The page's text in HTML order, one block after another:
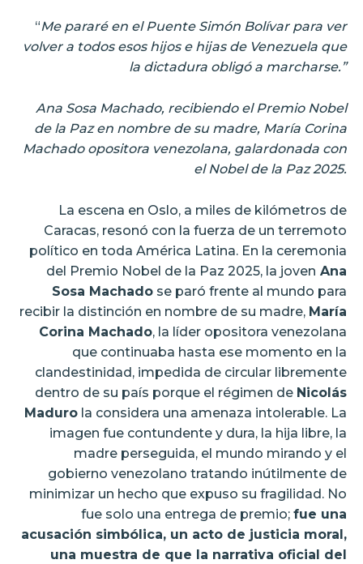
“Me pararé en el Puente Simón Bolívar para ver
volver a todos esos hijos e hijas de Venezuela que
la dictadura obligó a marcharse.”
Ana Sosa Machado, recibiendo el Premio Nobel
de la Paz en nombre de su madre, María Corina
Machado opositora venezolana, galardonada con
el Nobel de la Paz 2025.
La escena en Oslo, a miles de kilómetros de
Caracas, resonó con la fuerza de un terremoto
político en toda América Latina. En la ceremonia
del Premio Nobel de la Paz 2025, la joven Ana
Sosa Machado se paró frente al mundo para
recibir la distinción en nombre de su madre, María
Corina Machado, la líder opositora venezolana
que continuaba hasta ese momento en la
clandestinidad, impedida de circular libremente
dentro de su país porque el régimen de Nicolás
Maduro la considera una amenaza intolerable. La
imagen fue contundente y dura, la hija libre, la
madre perseguida, el mundo mirando y el
gobierno venezolano tratando inútilmente de
minimizar un hecho que expuso su fragilidad. No
fue solo una entrega de premio; fue una
acusación simbólica, un acto de justicia moral,
una muestra de que la narrativa oficial del